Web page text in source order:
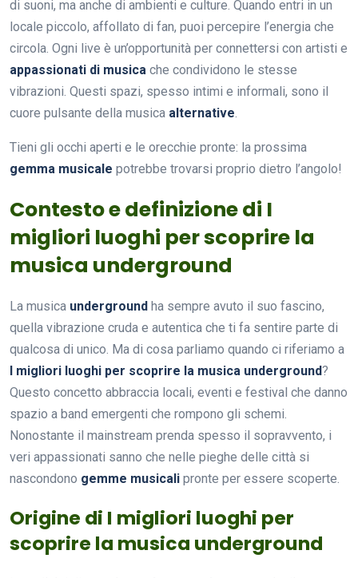
di suoni, ma anche di ambienti e culture. Quando entri in un
locale piccolo, affollato di fan, puoi percepire l’energia che
circola. Ogni live è un’opportunità per connettersi con artisti e
appassionati di musica che condividono le stesse
vibrazioni. Questi spazi, spesso intimi e informali, sono il
cuore pulsante della musica alternative.
Tieni gli occhi aperti e le orecchie pronte: la prossima
gemma musicale potrebbe trovarsi proprio dietro l’angolo!
Contesto e definizione di I
migliori luoghi per scoprire la
musica underground
La musica underground ha sempre avuto il suo fascino,
quella vibrazione cruda e autentica che ti fa sentire parte di
qualcosa di unico. Ma di cosa parliamo quando ci riferiamo a
I migliori luoghi per scoprire la musica underground?
Questo concetto abbraccia locali, eventi e festival che danno
spazio a band emergenti che rompono gli schemi.
Nonostante il mainstream prenda spesso il sopravvento, i
veri appassionati sanno che nelle pieghe delle città si
nascondono gemme musicali pronte per essere scoperte.
Origine di I migliori luoghi per
scoprire la musica underground